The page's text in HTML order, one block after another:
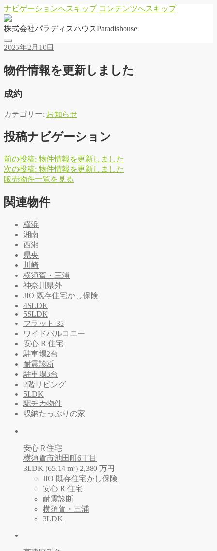
ナビゲーションへスキップ コンテンツへスキップ
株式会社パラディ スハウ スParadishouse
2025年2月10日
物件情報を更新しました
成約
カテゴリー: お知らせ
投稿ナビゲーション
前の投稿: 物件情報を更新しました
次の投稿: 物件情報を更新しました
販売物件一覧を 見る
関連物件
横浜
湘南
西湘
県央
川崎
横須賀・三浦
神奈川県外
JIO 既存住宅かし保険
4SLDK
5SLDK
フラット 35
ワイドバルコニー
安心 R 住宅
駐車場2台
耐震診断
駐車場3台
2階リビング
5LDK
駅チカ物件
収納たっぷりの家
安心Ｒ住宅
横須賀市池田町6丁目
3LDK (65.14 m²) 2,380 万円
JIO 既存住宅かし保険
安心 R 住宅
耐震診断
横須賀・三浦
3LDK